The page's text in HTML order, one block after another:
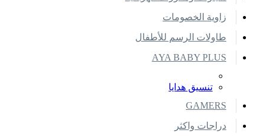
زاوية الخصومات
طاولات الرسم للأطفال
AYA BABY PLUS
تنسيق هدايا
GAMERS
دراجات واكثر